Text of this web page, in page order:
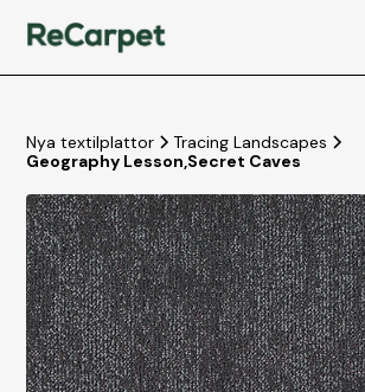
Nya textilplattor
Tracing Landscapes
Geography Lesson,Secret Caves